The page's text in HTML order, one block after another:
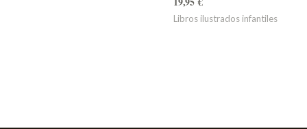
Libros ilustrados infantiles